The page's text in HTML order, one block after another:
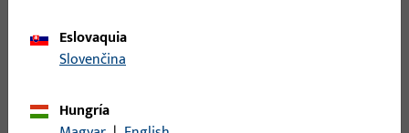
Eslovaquia
Slovenčina
Hungría